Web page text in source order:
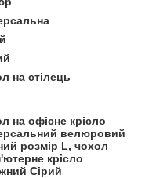
на стілець
на офісне крісло
велюровий
розмір L, чохол
крісло
Сірий